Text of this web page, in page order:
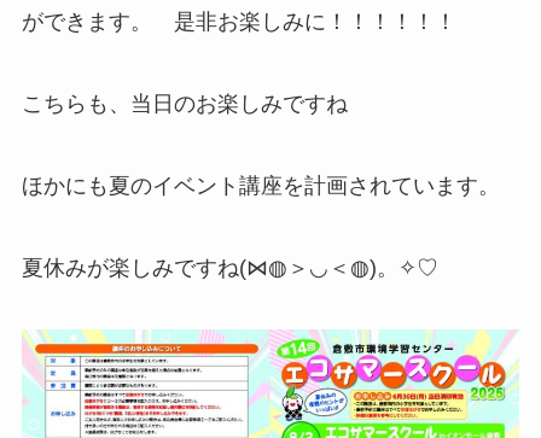
ができます。 是非お楽しみに！！！！！！
こちらも、当日のお楽しみですね
ほかにも夏のイベント講座を計画されています。
夏休みが楽しみですね(⋈◍＞◡＜◍)。✧♡